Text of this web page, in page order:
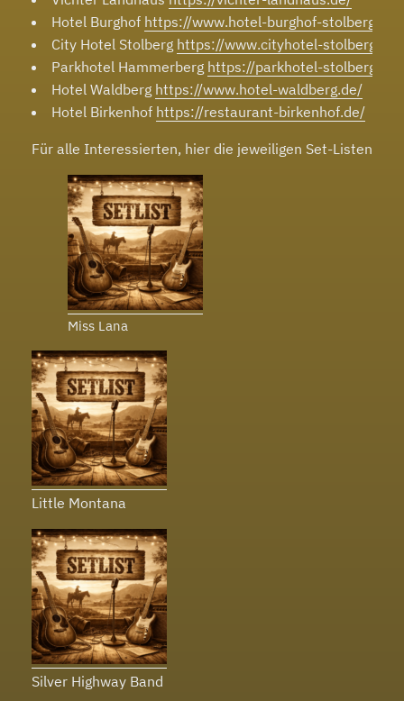
Hotel Burghof https://www.hotel-burghof-stolberg.de/
City Hotel Stolberg https://www.cityhotel-stolberg.de/
Parkhotel Hammerberg https://parkhotel-stolberg.de/
Hotel Waldberg https://www.hotel-waldberg.de/
Hotel Birkenhof https://restaurant-birkenhof.de/
Für alle Interessierten, hier die jeweiligen Set-Listen der
Miss Lana
Little Montana
Silver Highway Band